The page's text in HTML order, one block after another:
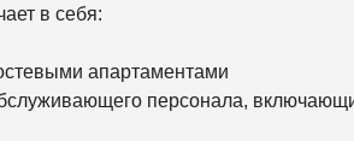
в себя:
апартаментами
персонала,